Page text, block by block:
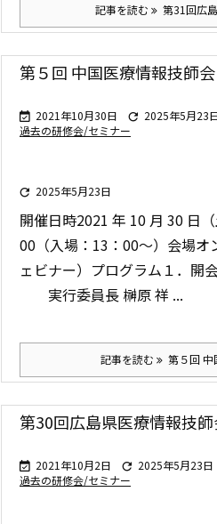
記事を読む 第31回広
第５回 中国医療情報技師会
 2021年10月30日  2025年5月23
過去の研修会/セミナー
 2025年5月23日
開催日時2021 年 10 月 30 日
00（入場：13：00～） 会場オ
ェビナー） プログラム １．開
実行委員長 榊原 祥 ...
記事を読む 第５回 中
第30回広島県医療情報技
 2021年10月2日  2025年5月23日
過去の研修会/セミナー